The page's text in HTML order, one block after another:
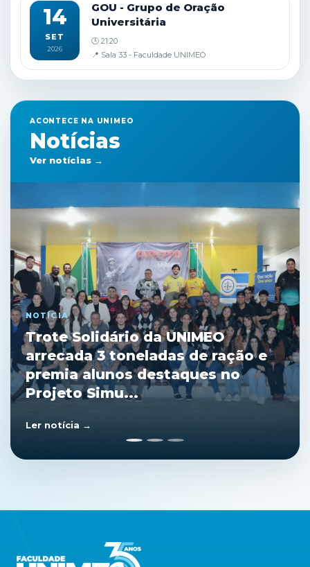
14
SET
2026
GOU - Grupo de Oração
Universitária
🕒 21:20
📍 Sala 33 - Faculdade UNIMEO
ACONTECE NA UNIMEO
Notícias
Ver notícias →
NOTÍCIA
Curso de Direito da Faculdade
Unimeo arrecada quase 3
toneladas de ração em trote
solidário
Ler notícia →